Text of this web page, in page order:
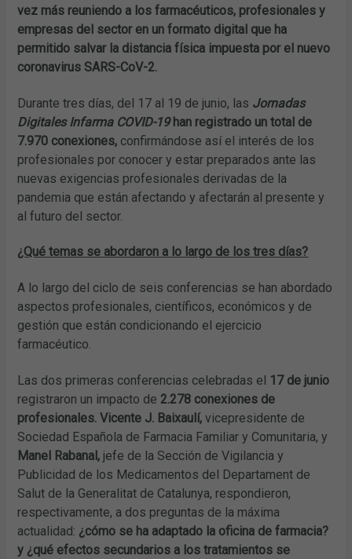
vez más reuniendo a los farmacéuticos, profesionales y
empresas del sector en un formato digital que ha
permitido salvar la distancia física impuesta por el nuevo
coronavirus SARS-CoV-2.
Durante tres días, del 17 al 19 de junio, las Jornadas
Digitales Infarma COVID-19 han registrado un total de
7.970 conexiones, confirmándose así el interés de los
profesionales por conocer y estar preparados ante las
nuevas exigencias profesionales derivadas de la
pandemia que están afectando y afectarán al presente y
al futuro del sector.
¿Qué temas se abordaron a lo largo de los tres días?
A lo largo del ciclo de seis conferencias se han abordado
aspectos profesionales, científicos, económicos y de
gestión que están condicionando el ejercicio
farmacéutico.
Las dos primeras conferencias celebradas el 17 de junio
registraron un impacto de 2.278 conexiones de
profesionales. Vicente J. Baixaulí, vicepresidente de
Sociedad Española de Farmacia Familiar y Comunitaria, y
Manel Rabanal, jefe de la Sección de Vigilancia y
Publicidad de los Medicamentos del Departament de
Salut de la Generalitat de Catalunya, respondieron,
respectivamente, a dos preguntas de la máxima
actualidad: ¿cómo se ha adaptado la oficina de farmacia?
y ¿qué efectos secundarios a los tratamientos se